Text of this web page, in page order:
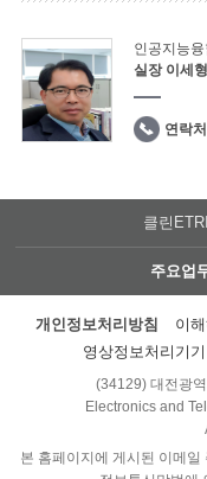
인공지능
실장 이세형
연락처
클린ETRI
주요업
개인정보처리방침 이
영상정보처리기
(34129) 대전광
Electronics and
본 홈페이지에 게시된 이메일